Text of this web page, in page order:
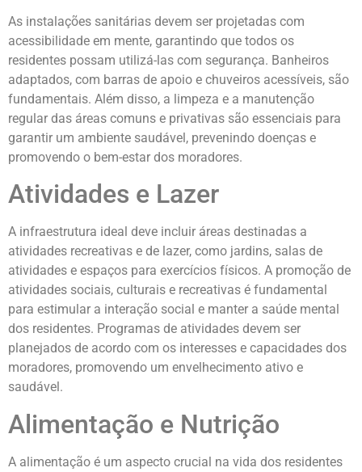
As instalações sanitárias devem ser projetadas com
acessibilidade em mente, garantindo que todos os
residentes possam utilizá-las com segurança. Banheiros
adaptados, com barras de apoio e chuveiros acessíveis, são
fundamentais. Além disso, a limpeza e a manutenção
regular das áreas comuns e privativas são essenciais para
garantir um ambiente saudável, prevenindo doenças e
promovendo o bem-estar dos moradores.
Atividades e Lazer
A infraestrutura ideal deve incluir áreas destinadas a
atividades recreativas e de lazer, como jardins, salas de
atividades e espaços para exercícios físicos. A promoção de
atividades sociais, culturais e recreativas é fundamental
para estimular a interação social e manter a saúde mental
dos residentes. Programas de atividades devem ser
planejados de acordo com os interesses e capacidades dos
moradores, promovendo um envelhecimento ativo e
saudável.
Alimentação e Nutrição
A alimentação é um aspecto crucial na vida dos residentes